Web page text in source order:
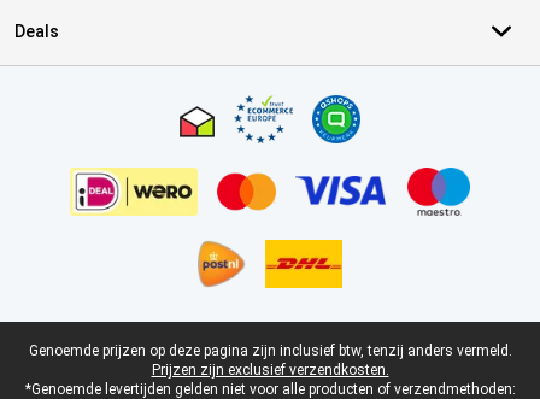
Deals
Juridische voettekst
Genoemde prijzen op deze pagina zijn inclusief btw, tenzij anders vermeld.
Prijzen zijn exclusief verzendkosten.
*Genoemde levertijden gelden niet voor alle producten of verzendmethoden: